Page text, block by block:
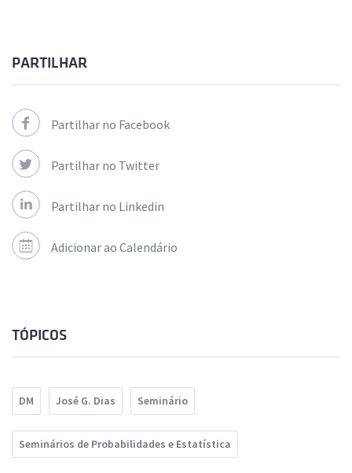
PARTILHAR
Partilhar no Facebook
Partilhar no Twitter
Partilhar no Linkedin
Adicionar ao Calendário
TÓPICOS
DM José G. Dias Seminário
Seminários de Probabilidades e Estatística